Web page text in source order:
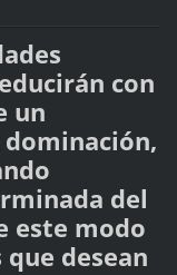
con
un
del
este modo
desean